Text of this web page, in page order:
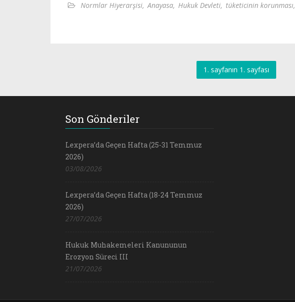
Normlar Hiyerarşisi, Anayasa, Hukuk Devleti, tüketicinin korunması,
1. sayfanın 1. sayfası
Son Gönderiler
Lexpera’da Geçen Hafta (25-31 Temmuz
2026)
03/08/2026
Lexpera’da Geçen Hafta (18-24 Temmuz
2026)
27/07/2026
Hukuk Muhakemeleri Kanununun
Erozyon Süreci III
21/07/2026